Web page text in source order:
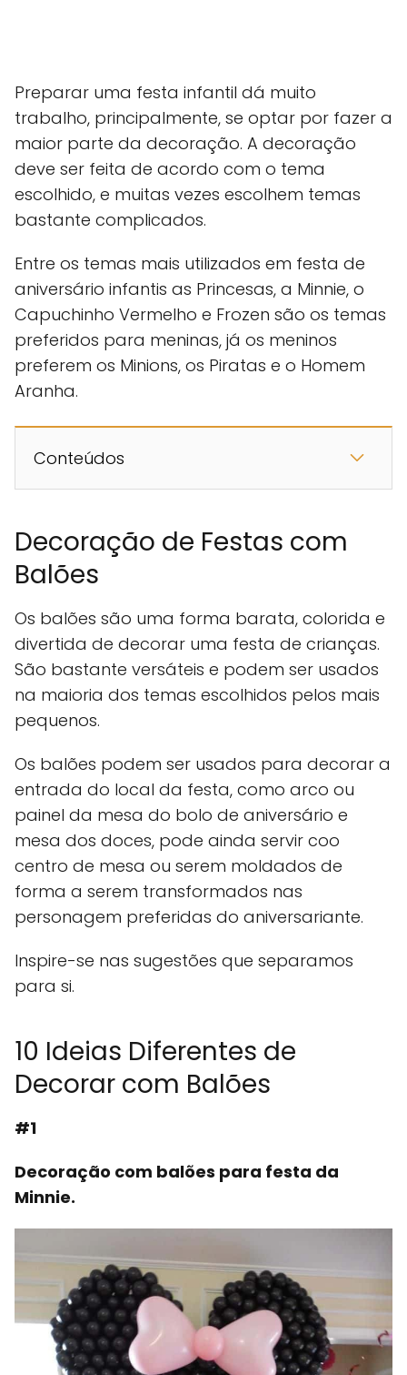
Preparar uma festa infantil dá muito
trabalho, principalmente, se optar por fazer a
maior parte da decoração. A decoração
deve ser feita de acordo com o tema
escolhido, e muitas vezes escolhem temas
bastante complicados.
Entre os temas mais utilizados em festa de
aniversário infantis as Princesas, a Minnie, o
Capuchinho Vermelho e Frozen são os temas
preferidos para meninas, já os meninos
preferem os Minions, os Piratas e o Homem
Aranha.
Conteúdos
Decoração de Festas com
Balões
Os balões são uma forma barata, colorida e
divertida de decorar uma festa de crianças.
São bastante versáteis e podem ser usados
na maioria dos temas escolhidos pelos mais
pequenos.
Os balões podem ser usados para decorar a
entrada do local da festa, como arco ou
painel da mesa do bolo de aniversário e
mesa dos doces, pode ainda servir coo
centro de mesa ou serem moldados de
forma a serem transformados nas
personagem preferidas do aniversariante.
Inspire-se nas sugestões que separamos
para si.
10 Ideias Diferentes de
Decorar com Balões
#1
Decoração com balões para festa da
Minnie.